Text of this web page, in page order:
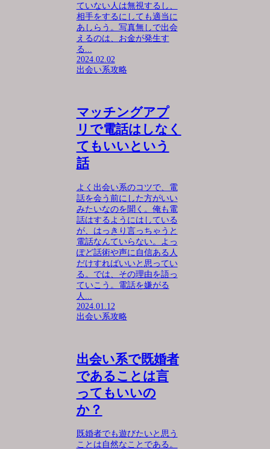
ていない人は無視するし、
相手をするにしても適当に
あしらう。写真無しで出会
えるのは、お金が発生す
る...
2024.02.02
出会い系攻略
マッチングアプ
リで電話はしなく
てもいいという
話
よく出会い系のコツで、電
話を会う前にした方がいい
みたいなのを聞く。俺も電
話はするようにはしている
が、はっきり言っちゃうと
電話なんていらない。よっ
ぽど話術や声に自信ある人
だけすればいいと思ってい
る。では、その理由を語っ
ていこう。電話を嫌がる
人...
2024.01.12
出会い系攻略
出会い系で既婚者
であることは言
ってもいいの
か？
既婚者でも遊びたいと思う
ことは自然なことである。